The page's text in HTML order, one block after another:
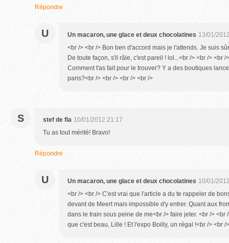
Répondre
U Un macaron, une glace et deux chocolatines 13/01/
<br /> <br /> Bon ben d'accord mais je l'attends. Je suis
De toute façon, s'il râle, c'est pareil ! lol...<br /> <br /> <br
Comment t'as fait pour le trouver? Y a des boutiques
paris?<br /> <br /> <br /> <br />
S stef de fla 10/01/2012 21:17
Tu as tout mérité! Bravo!
Répondre
U Un macaron, une glace et deux chocolatines 10/01/
<br /> <br /> C'est vrai que l'article a du te rappeler de
devant de Meert mais impossible d'y entrer. Quant aux
dans le train sous peine de me<br /> faire jeter. <br /> <br
que c'est beau, Lille ! Et l'expo Boilly, un régal !<br /> <br /